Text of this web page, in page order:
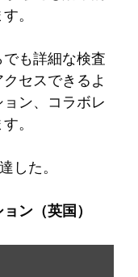
。
も詳細な検査
セスできるよ
ン、コラボレ
。
した。
ン（英国）